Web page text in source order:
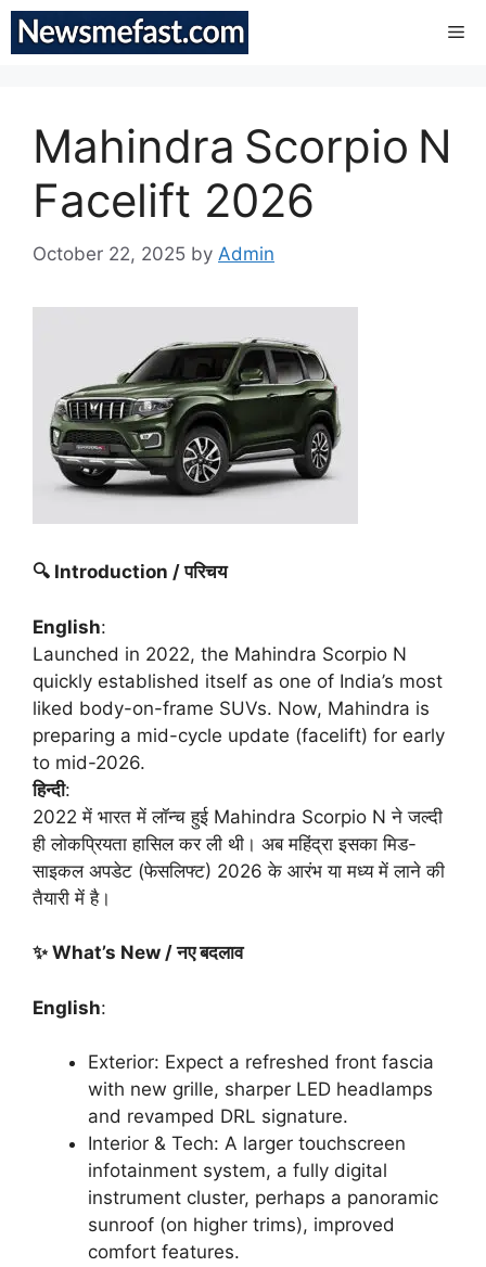
Skip
Mahindra Scorpio N
Facelift 2026
October 22, 2025 by Admin
🔍 Introduction /परिचय
English:
Launched in 2022, the Mahindra Scorpio N
quickly established itself as one of India’s most
liked body-on-frame SUVs. Now, Mahindra is
preparing a mid-cycle update (facelift) for early
to mid-2026.
हिन्दी:
2022 में भारत में लॉन्च हुई Mahindra Scorpio N ने जल्दी
ही लोकप्रियता हासिल कर ली थी। अब महिंद्रा इसका मिड-
साइकल अपडेट (फेसलिफ्ट) 2026 के आरंभ या मध्य में लाने की
तैयारी में है।
✨ What’s New /नएबदलाव
English:
Exterior: Expect a refreshed front fascia
with new grille, sharper LED headlamps
and revamped DRL signature.
Interior & Tech: A larger touchscreen
infotainment system, a fully digital
instrument cluster, perhaps a panoramic
sunroof (on higher trims), improved
comfort features.